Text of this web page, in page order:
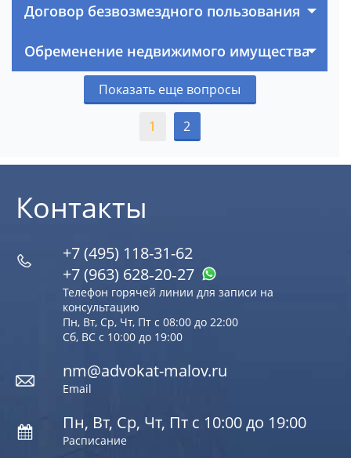
Договор безвозмездного пользования
Обременение недвижимого имущества
Показать еще вопросы
1 2
Контакты
+7 (495) 118-31-62
+7 (963) 628‑20‑27
Телефон горячей линии для записи на
консультацию
Пн, Вт, Ср, Чт, Пт с 08:00 до 22:00
Сб, ВС с 10:00 до 19:00
nm@advokat-malov.ru
Email
Пн, Вт, Ср, Чт, Пт с 10:00 до 19:00
Расписание